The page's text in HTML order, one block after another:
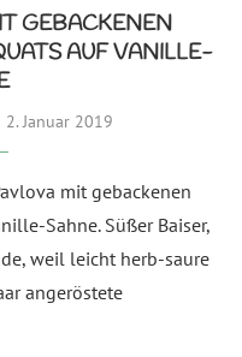
GEBACKENEN
AUF VANILLE-
2. Januar 2019
mit gebackenen
Sahne. Süßer Baiser,
weil leicht herb-saure
angeröstete